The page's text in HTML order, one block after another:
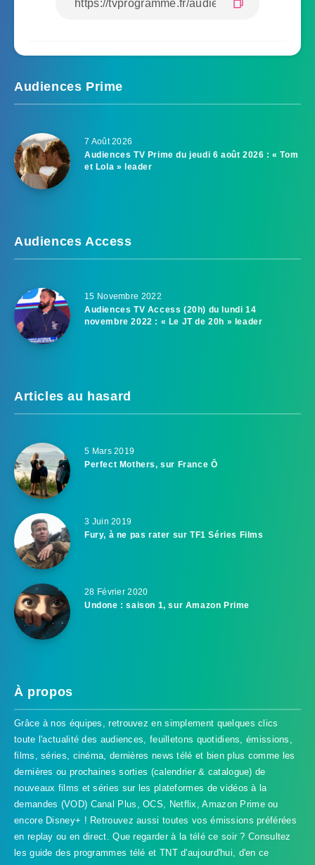
Audiences Prime
7 Août 2026
Audiences TV Prime du jeudi 6 août 2026 : « Tom
et Lola » leader
Audiences Access
15 Novembre 2022
Audiences TV Access (20h) du lundi 14
novembre 2022 : « Le JT de 20h » leader
Articles au hasard
5 Mars 2019
Perfect Mothers, sur France Ô
3 Juin 2019
Fury, à ne pas rater sur TF1 Séries Films
28 Février 2020
Undone : saison 1, sur Amazon Prime
À propos
Grâce à nos équipes, retrouvez en simplement quelques clics
toute l'actualité des audiences, feuilletons quotidiens, émissions,
films, séries, cinéma, dernières news télé et bien plus comme les
dernières ou prochaines sorties (calendrier & catalogue) de
nouveaux films et séries sur les plateformes de vidéos à la
demandes (VOD) Canal Plus, OCS, Netflix, Amazon Prime ou
encore Disney+ ! Retrouvez aussi toutes vos émissions préférées
en replay ou en direct. Que regarder à la télé ce soir ? Consultez
les guide des programmes télé et TNT d'aujourd'hui, d'en ce
TVProgramme respecte votre vie